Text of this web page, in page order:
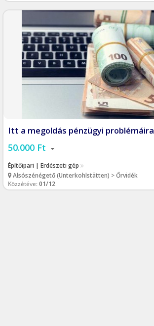
50.000 Ft
Építőipari | Erdészeti gép
Alsószénégető (Unterkohlstätten) > Őrvidék
Közzétéve:01/12
Itt a megoldás pénzügyi problémáira